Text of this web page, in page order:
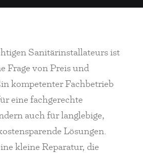
Sanitärinstallateurs ist
Frage von Preis und
kompetenter Fachbetrieb
eine fachgerechte
auch für langlebige,
Lösungen.
kleine Reparatur, die